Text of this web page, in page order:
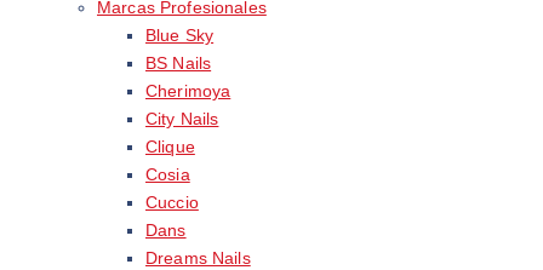
Marcas Profesionales
Blue Sky
BS Nails
Cherimoya
City Nails
Clique
Cosia
Cuccio
Dans
Dreams Nails